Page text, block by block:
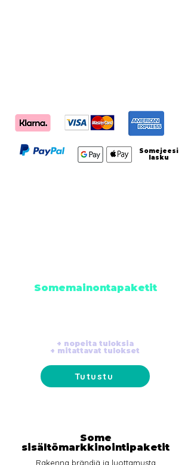
Somejeesi
lasku
Somemainontapaketit
+ nopeita tuloksia
+ mitattavat tulokset
Tutustu
Some
sisältömarkkinointipaketit
Rakenna brändiä ja luottamusta